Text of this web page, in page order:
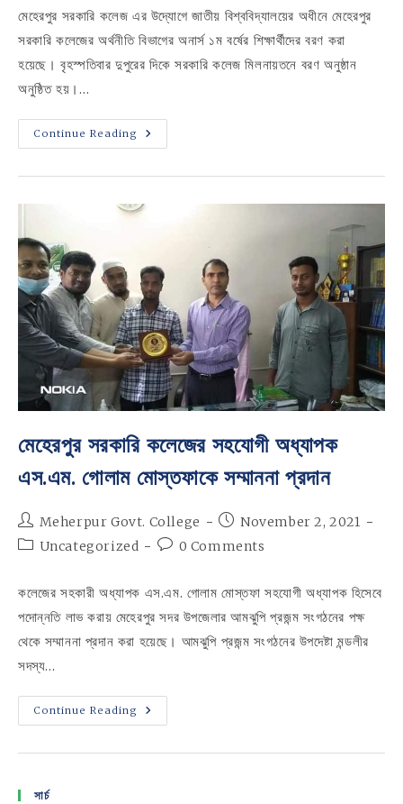
মেহেরপুর সরকারি কলেজ এর উদ্যোগে জাতীয় বিশ্ববিদ্যালয়ের অধীনে মেহেরপুর
সরকারি কলেজের অর্থনীতি বিভাগের অনার্স ১ম বর্ষের শিক্ষার্থীদের বরণ করা
হয়েছে। বৃহস্পতিবার দুপুরের দিকে সরকারি কলেজ মিলনায়তনে বরণ অনুষ্ঠান
অনুষ্ঠিত হয়।…
Continue Reading মেহেরপুর
সরকারি
অর্থনীতি
১ম
মেহেরপুর সরকারি কলেজের সহযোগী অধ্যাপক
এস.এম. গোলাম মোস্তফাকে সম্মাননা প্রদান
Post
author:
Meherpur Govt. College
Post
published:
November 2, 2021
PostUncategorized
Post0 Comments
কলেজের সহকারী অধ্যাপক এস.এম. গোলাম মোস্তফা সহযোগী অধ্যাপক হিসেবে
পদোন্নতি লাভ করায় মেহেরপুর সদর উপজেলার আমঝুপি প্রজন্ম সংগঠনের পক্ষ
থেকে সম্মাননা প্রদান করা হয়েছে। আমঝুপি প্রজন্ম সংগঠনের উপদেষ্টা মন্ডলীর
সদস্য…
Continue Reading মেহেরপুর
সরকারি
সহযোগী
সার্চ